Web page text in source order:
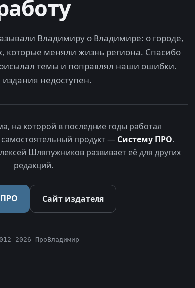
Владимиру о Владимире: о городе,
которые меняли жизнь региона. Спасибо
темы и поправлял наши ошибки.
издания недоступен.
на которой в последние годы работал
продукт — Систему ПРО.
Шляпужников развивает её для других
редакций.
Сайт издателя
ПроВладимир